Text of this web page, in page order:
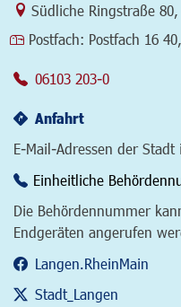
Link zur Google-Maps
Südliche Ringstraße 80,
Postfach: Postfach 16
06103 203-0
Anfahrt
E-Mail-Adressen der Stadt
Einheitliche
Die Behördennummer
Endgeräten angerufen
Langen.RheinMain
Stadt_Langen